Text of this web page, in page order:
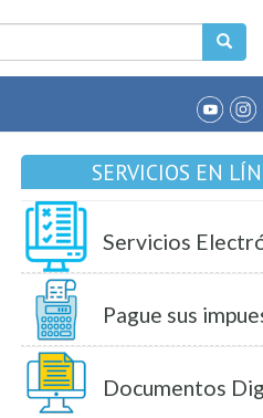
SERVICIOS EN
Servicios
Pague sus
Documentos